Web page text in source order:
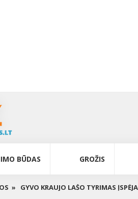
BŪDAS GROŽIS
» GYVO KRAUJO LAŠO TYRIMAS